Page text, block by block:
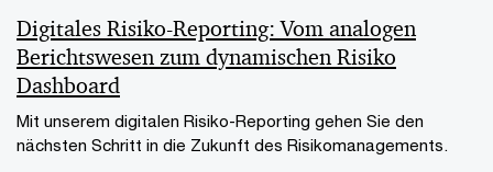
Digitales Risiko-Reporting: Vom analogen
Berichtswesen zum dynamischen Risiko
Dashboard
Mit unserem digitalen Risiko-Reporting gehen Sie den
nächsten Schritt in die Zukunft des Risikomanagements.